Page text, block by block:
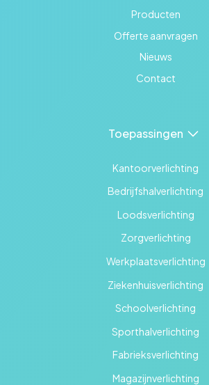
Producten
Offerte aanvragen
Nieuws
Contact
Toepassingen
Kantoorverlichting
Bedrijfshalverlichting
Loodsverlichting
Zorgverlichting
Werkplaatsverlichting
Ziekenhuisverlichting
Schoolverlichting
Sporthalverlichting
Fabrieksverlichting
Magazijnverlichting